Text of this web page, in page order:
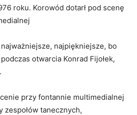
roku. Korowód dotarł pod scenę
najpiękniejsze, bo
otwarcia Konrad Fijołek,
przy fontannie multimedialnej
zespołów tanecznych,